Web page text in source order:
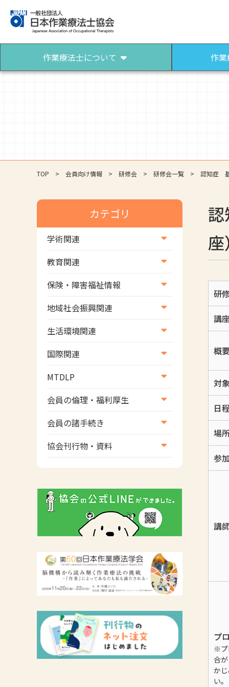
作業療法士について
パンフレット（作業療法）
作
TOP 会員向け情報 研修会 研修会一覧 認知症
研
講
概
対
日
場
参
講
プ
※プ
合
か
い。
カテゴリ
学術関連
学術・研究
学会
学術誌
教育関連
養成教育
生涯教育
研修会
協会認定資格試験・審査会情
報
保険・障害福祉情報
医療保険情報
介護保険情報
児童福祉・障害福祉情報
地域社会振興関連
地域社会振興部地域事業支援
課【認知症対策班】
地域社会振興部地域事業支援
課【地域包括ケア推進班】
地域社会振興部地域事業支援
課【運転と地域移動推進班】
スポーツ振興関連
災害対策関連
生活環境関連
生活環境・福祉用具支援
国際関連
国際関連
WFOT等海外関連情報
MTDLP
MTDLP室
会員の倫理・福利厚生
会員向け団体保険のご案内
女性相談窓口
倫理関連情報
会員の諸手続き
会員の諸手続き
協会刊行物・資料
広報活動について